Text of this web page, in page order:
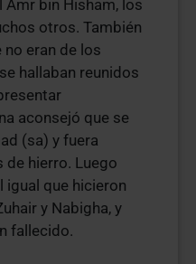
Amr bin Hisham, los
otros. También
no eran de los
hallaban reunidos
aconsejó que se
(sa) y fuera
hierro. Luego
igual que hicieron
y Nabigha, y
fallecido.